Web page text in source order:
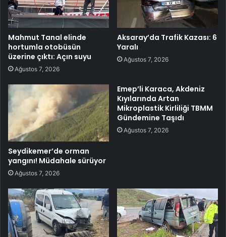
Mahmut Tanal elinde
hortumla otobüsün
üzerine çıktı: Açın suyu
Ağustos 7, 2026
Aksaray’da Trafik Kazası: 6
Yaralı
Ağustos 7, 2026
Seydikemer’de orman
yangını! Müdahale sürüyor
Ağustos 7, 2026
Emep’li Karaca, Akdeniz
Kıyılarında Artan
Mikroplastik Kirliliği TBMM
Gündemine Taşıdı
Ağustos 7, 2026